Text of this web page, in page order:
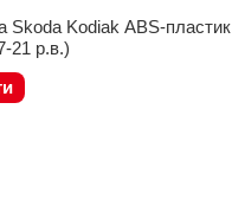
Skoda Kodiak ABS-пластик
21 р.в.)